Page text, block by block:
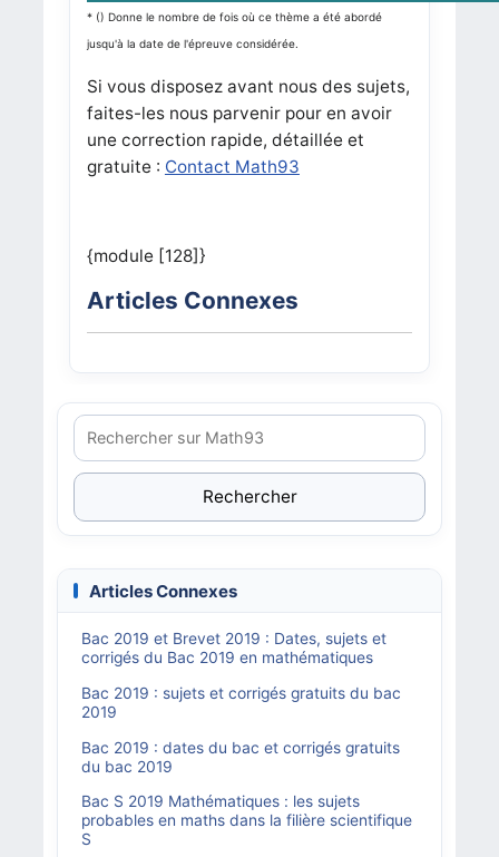
* () Donne le nombre de fois où ce thème a été abordé
jusqu'à la date de l'épreuve considérée.
Si vous disposez avant nous des sujets,
faites-les nous parvenir pour en avoir
une correction rapide, détaillée et
gratuite : Contact Math93
{module [128]}
Articles Connexes
Rechercher
Articles Connexes
Bac 2019 et Brevet 2019 : Dates, sujets et
corrigés du Bac 2019 en mathématiques
Bac 2019 : sujets et corrigés gratuits du bac
2019
Bac 2019 : dates du bac et corrigés gratuits
du bac 2019
Bac S 2019 Mathématiques : les sujets
probables en maths dans la filière scientifique
S